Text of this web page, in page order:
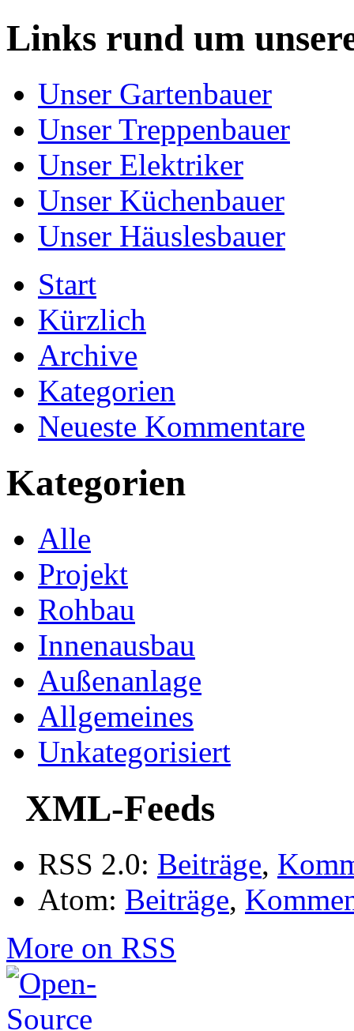
Links rund um
Unser Gartenbauer
Unser Treppenbauer
Unser Elektriker
Unser Küchenbauer
Unser Häuslesbauer
Start
Kürzlich
Archive
Kategorien
Neueste Kommentare
Kategorien
Alle
Projekt
Rohbau
Innenausbau
Außenanlage
Allgemeines
Unkategorisiert
XML-Feeds
RSS 2.0: Beiträge,
Atom: Beiträge,
More on RSS